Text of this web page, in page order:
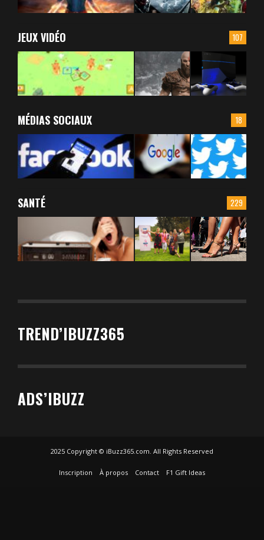
107
JEUX VIDÉO
18
MÉDIAS SOCIAUX
229
SANTÉ
TREND’IBUZZ365
ADS’IBUZZ
2025 Copyright © iBuzz365.com. All Rights Reserved
Inscription À propos Contact F1 Gift Ideas